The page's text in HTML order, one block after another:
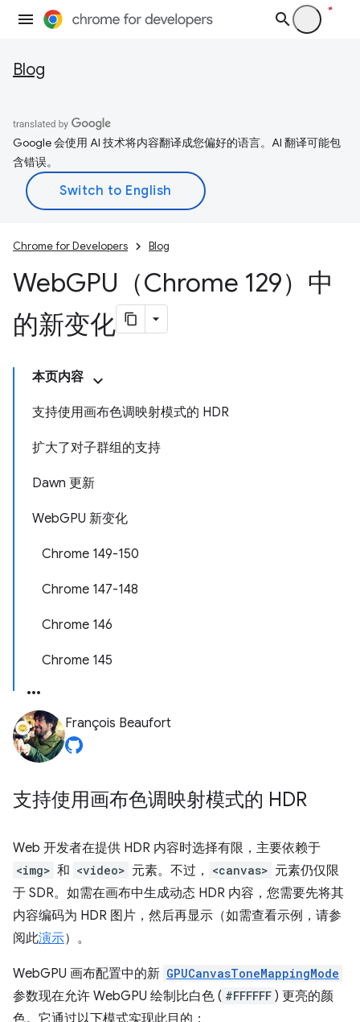
Blog
Google 会使用 AI 技术将内容翻译成您偏好的语言。AI 翻译可能包
含错误。
Chrome for Developers Blog
WebGPU（Chrome 129）中
的新变化
本页内容
支持使用画布色调映射模式的 HDR
扩大了对子群组的支持
Dawn 更新
WebGPU 新变化
Chrome 149-150
Chrome 147-148
Chrome 146
Chrome 145
François Beaufort
支持使用画布色调映射模式的 HDR
Web 开发者在提供 HDR 内容时选择有限，主要依赖于
<img> 和 <video> 元素。不过， <canvas> 元素仍仅限
于 SDR。如需在画布中生成动态 HDR 内容，您需要先将其
内容编码为 HDR 图片，然后再显示（如需查看示例，请参
阅此演示）。
WebGPU 画布配置中的新 GPUCanvasToneMappingMode
参数现在允许 WebGPU 绘制比白色 ( #FFFFFF ) 更亮的颜
色。它通过以下模式实现此目的：